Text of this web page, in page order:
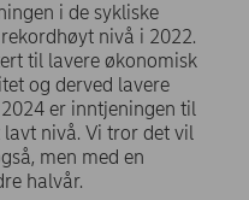
i de sykliske
nivå i 2022.
til lavere økonomisk
og derved lavere
er inntjeningen til
nivå. Vi tror det vil
men med en
halvår.